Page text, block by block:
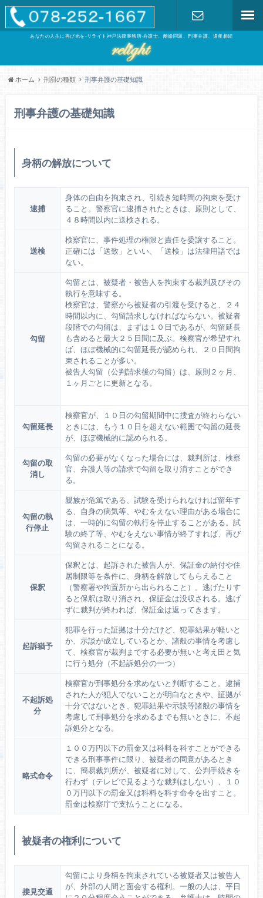
あなたの人生に再び光を-リライト神戸法律事務所-弁護士、離婚問題、刑事弁護、遺産相続
ホーム 刑罰の種類 刑事弁護の基礎知識
刑事弁護の基礎知識
身柄の解放について
逮捕
身体の自由を拘束され、引続き短時間の拘束を受け
ること。警察官に逮捕されたときは、原則として、
４８時間以内に送検される。
送検
検察官に、事件処理の権限と責任を委譲すること。
正確には「送致」といい、「送検」は法律用語では
ない。
勾留
勾留とは、被疑者・被告人を拘束する裁判及びその
執行を意味する。
検察官は、警察から被疑者の引渡を受けると、２４
時間以内に、勾留請求しなければならない。被疑者
段階での勾留は、まずは１０日であるが、勾留延長
も含めると最大２５日間に及ぶ。検察官が希望すれ
ば、ほぼ機械的に勾留延長が認められ、２０日間拘
束されることが多い。
被告人勾留（公判請求後の勾留）は、原則２ヶ月、
１ヶ月ごとに更新となる。
勾留延長
検察官が、１０日の勾留期間中に捜査が終わらない
ときには、もう１０日を超えない範囲で勾留の延長
が、ほぼ機械的に認められる。
勾留の取
消し
勾留の必要がなくなった場合には、裁判所は、検察
官、弁護人等の請求で勾留を取り消すことができ
る。
勾留の執
行停止
親族が危篤である、試験を受けられなければ留年す
る、自身の病気等、やむをえない理由がある場合に
は、一時的に勾留の執行を停止することがある。試
験の終了等、やむをえない事情が終了すれば、再び
勾留されることになる。
保釈
保釈とは、起訴された被告人が、保証金の納付や住
居制限等を条件に、身柄を解放してもらえること
（警察署や拘置所から出られること）。逃げたりす
ると保釈は取り消され、保証金は没収される。逃げ
ずに裁判が終われば、保証金は返ってきます。
起訴猶予
犯罪を行った証拠は十分だけど、犯罪結果が軽いと
か、示談が成立しているとか、諸般の事情を考慮し
て、検察官が裁判までする必要が無いと考え田と気
に行う処分（不起訴処分の一つ）
不起訴処
分
検察官が刑事処分を求めないと判断すること。逮捕
された人が犯人でないことが明白なときや、証拠が
十分ではないとき、犯罪結果や示談等諸般の事情を
考慮して刑事処分を求めるまでも無いときに、不起
訴処分となる。
略式命令
１００万円以下の罰金又は科料を科すことができる
できる刑事事件に限り、被疑者の同意があるとき
に、簡易裁判所が、被疑者に対して、公判手続きを
行わず（テレビで見るような裁判はしない）、１０
０万円以下の罰金又は科料を科す命令を出すこと。
罰金は検察庁で支払うことになる。
被疑者の権利について
接見交通
勾留により身柄を拘束されている被疑者又は被告人
が、外部の人間と面会する権利。一般の人は、平日